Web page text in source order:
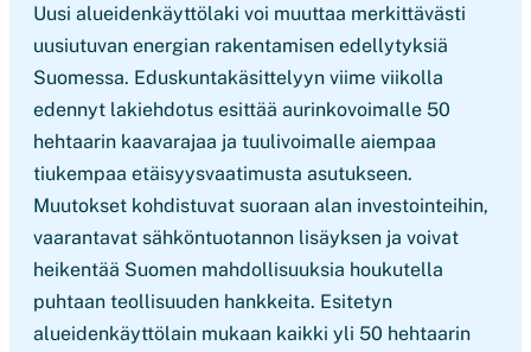
Uusi alueidenkäyttölaki voi muuttaa merkittävästi
uusiutuvan energian rakentamisen edellytyksiä
Suomessa. Eduskuntakäsittelyyn viime viikolla
edennyt lakiehdotus esittää aurinkovoimalle 50
hehtaarin kaavarajaa ja tuulivoimalle aiempaa
tiukempaa etäisyysvaatimusta asutukseen.
Muutokset kohdistuvat suoraan alan investointeihin,
vaarantavat sähköntuotannon lisäyksen ja voivat
heikentää Suomen mahdollisuuksia houkutella
puhtaan teollisuuden hankkeita. Esitetyn
alueidenkäyttölain mukaan kaikki yli 50 hehtaarin